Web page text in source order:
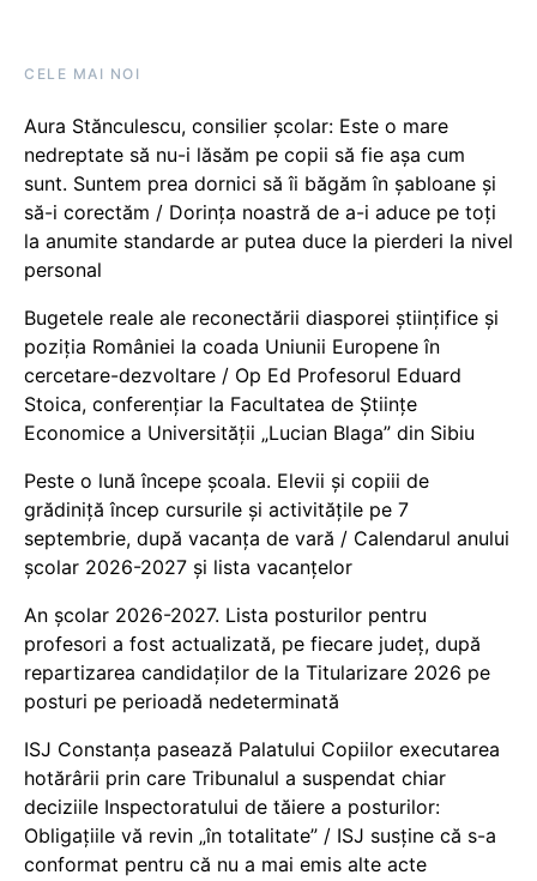
CELE MAI NOI
Aura Stănculescu, consilier școlar: Este o mare
nedreptate să nu-i lăsăm pe copii să fie așa cum
sunt. Suntem prea dornici să îi băgăm în șabloane și
să-i corectăm / Dorința noastră de a-i aduce pe toți
la anumite standarde ar putea duce la pierderi la nivel
personal
Bugetele reale ale reconectării diasporei științifice și
poziția României la coada Uniunii Europene în
cercetare-dezvoltare / Op Ed Profesorul Eduard
Stoica, conferențiar la Facultatea de Științe
Economice a Universității „Lucian Blaga” din Sibiu
Peste o lună începe școala. Elevii și copiii de
grădiniță încep cursurile și activitățile pe 7
septembrie, după vacanța de vară / Calendarul anului
școlar 2026-2027 și lista vacanțelor
An școlar 2026-2027. Lista posturilor pentru
profesori a fost actualizată, pe fiecare județ, după
repartizarea candidaților de la Titularizare 2026 pe
posturi pe perioadă nedeterminată
ISJ Constanța pasează Palatului Copiilor executarea
hotărârii prin care Tribunalul a suspendat chiar
deciziile Inspectoratului de tăiere a posturilor:
Obligațiile vă revin „în totalitate” / ISJ susține că s-a
conformat pentru că nu a mai emis alte acte